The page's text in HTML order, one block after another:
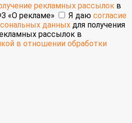
рекламных рассылок в
«О рекламе»
Я даю согласие
данных для получения
рассылок в
в отношении обработки